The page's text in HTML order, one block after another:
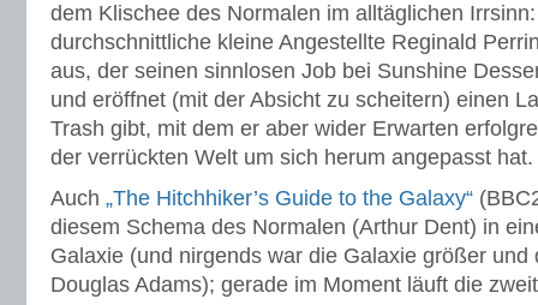
dem Klischee des Normalen im alltäglichen
durchschnittliche kleine Angestellte Reginald
aus, der seinen sinnlosen Job bei Sunshine
und eröffnet (mit der Absicht zu scheitern) einen
Trash gibt, mit dem er aber wider Erwarten
der verrückten Welt um sich herum angepasst hat.
Auch „The Hitchhiker’s Guide to the Galaxy“
diesem Schema des Normalen (Arthur Dent) in
Galaxie (und nirgends war die Galaxie größer und
Douglas Adams); gerade im Moment läuft die